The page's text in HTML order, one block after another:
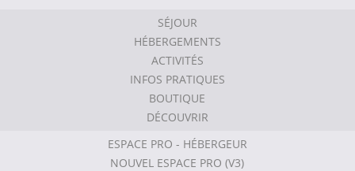
SÉJOUR
HÉBERGEMENTS
ACTIVITÉS
INFOS PRATIQUES
BOUTIQUE
DÉCOUVRIR
ESPACE PRO - HÉBERGEUR
NOUVEL ESPACE PRO (V3)